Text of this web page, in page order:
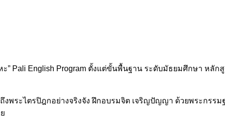
” Pali English Program ตั้งแต่ขั้นพื้นฐาน ระดับมัธยมศึกษา หลั
งพระไตรปิฎกอย่างจริงจัง ฝึกอบรมจิต เจริญปัญญา ด้วยพระกรร